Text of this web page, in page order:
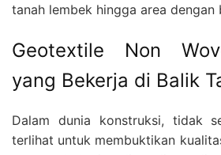
tanah lembek hingga area dengan
Geotextile Non
yang Bekerja di Balik
Dalam dunia konstruksi, tidak
terlihat untuk membuktikan